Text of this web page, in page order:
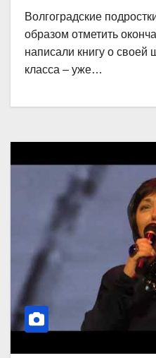
Волгоградские
образом отметить
написали книгу о своей
класса – уже…